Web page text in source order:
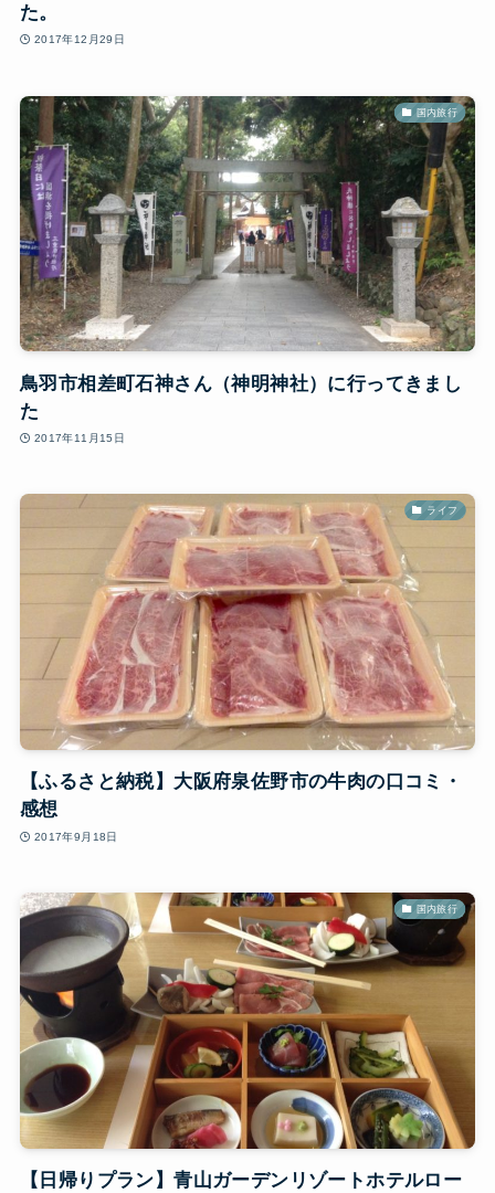
た。
2017年12月29日
国内旅行
鳥羽市相差町石神さん（神明神社）に行ってきまし
た
2017年11月15日
ライフ
【ふるさと納税】大阪府泉佐野市の牛肉の口コミ・
感想
2017年9月18日
国内旅行
【日帰りプラン】青山ガーデンリゾートホテルロー